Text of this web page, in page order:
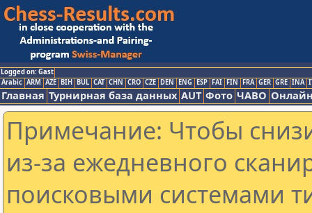
Logged on: Gast
Arabic ARM AZE BIH BUL CAT CHN CRO CZE DEN ENG ESP FAI FIN FRA GER GRE INA
Главная Турнирная база данных AUT Фото ЧАВО
Примечание: Чтобы
из-за ежедневного
поисковыми системами